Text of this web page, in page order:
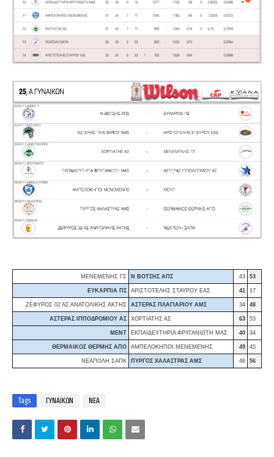
ΜΕΝΕΜΕΝΗΣ ΓΣ Ν ΒΟΤΣΗΣ ΑΠΣ 43 53
ΕΥΚΑΡΠΙΑ ΠΣ ΑΡΙΣΤΟΤΕΛΗΣ ΣΤΑΥΡΟΥ ΕΑΣ 41 17
ΖΕΦΥΡΟΣ 02 ΑΣ ΑΝΑΤΟΛΙΚΗΣ ΑΚΤΗΣ ΑΣΤΕΡΑΣ ΠΛΑΓΙΑΡΙΟΥ ΑΜΣ 34 48
ΑΣΤΕΡΑΣ ΙΠΠΟΔΡΟΜΙΟΥ ΑΣ ΧΟΡΤΙΑΤΗΣ ΑΣ 63 53
ΜΕΝΤ ΕΚΠΑΙΔΕΥΤΗΡΙΑ ΦΡΥΓΑΝΙΩΤΗ ΜΑΣ 40 34
ΘΕΡΜΑΙΚΟΣ ΘΕΡΜΗΣ ΑΠΟ ΑΜΠΕΛΟΚΗΠΟΙ ΜΕΝΕΜΕΝΗΣ 49 45
ΝΕΑΠΟΛΗ ΣΑΠΚ ΠΥΡΓΟΣ ΧΑΛΑΣΤΡΑΣ ΑΜΣ 46 56
Tags ΓΥΝΑΙΚΩΝ ΝΕΑ